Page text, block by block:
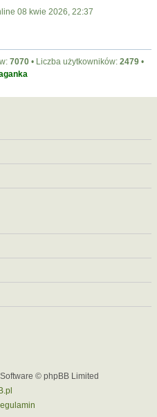
08 kwie 2026, 22:37
7070 • Liczba użytkowników: 2479 •
© phpBB Limited